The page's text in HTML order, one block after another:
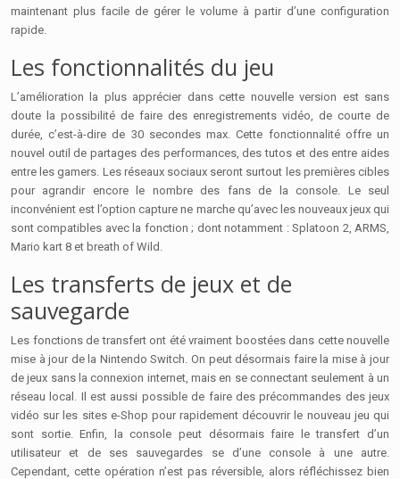
maintenant plus facile de gérer le volume à partir d’une configuration
rapide.
Les fonctionnalités du jeu
L’amélioration la plus apprécier dans cette nouvelle version est sans
doute la possibilité de faire des enregistrements vidéo, de courte de
durée, c’est-à-dire de 30 secondes max. Cette fonctionnalité offre un
nouvel outil de partages des performances, des tutos et des entre aides
entre les gamers. Les réseaux sociaux seront surtout les premières cibles
pour agrandir encore le nombre des fans de la console. Le seul
inconvénient est l’option capture ne marche qu’avec les nouveaux jeux qui
sont compatibles avec la fonction ; dont notamment : Splatoon 2, ARMS,
Mario kart 8 et breath of Wild.
Les transferts de jeux et de
sauvegarde
Les fonctions de transfert ont été vraiment boostées dans cette nouvelle
mise à jour de la Nintendo Switch. On peut désormais faire la mise à jour
de jeux sans la connexion internet, mais en se connectant seulement à un
réseau local. Il est aussi possible de faire des précommandes des jeux
vidéo sur les sites e-Shop pour rapidement découvrir le nouveau jeu qui
sont sortie. Enfin, la console peut désormais faire le transfert d’un
utilisateur et de ses sauvegardes se d’une console à une autre.
Cependant, cette opération n’est pas réversible, alors réfléchissez bien